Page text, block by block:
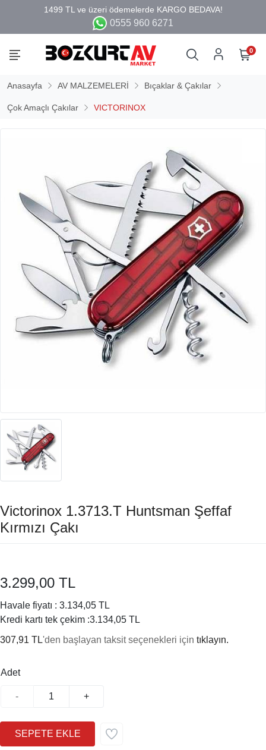
0555 960 6271
0
Anasayfa AV MALZEMELERİ Bıçaklar & Çakılar
Çok Amaçlı Çakılar VICTORINOX
Victorinox 1.3713.T Huntsman Şeffaf
Kırmızı Çakı
3.299,00 TL
Havale fiyatı : 3.134,05 TL
Kredi kartı tek çekim :3.134,05 TL
307,91 TL'den başlayan taksit seçenekleri için tıklayın.
Adet
- +